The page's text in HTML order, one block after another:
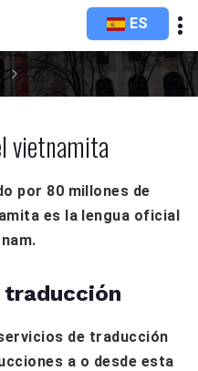
ES
vietnamita
por 80 millones de
es la lengua oficial
traducción
de traducción
a o desde esta